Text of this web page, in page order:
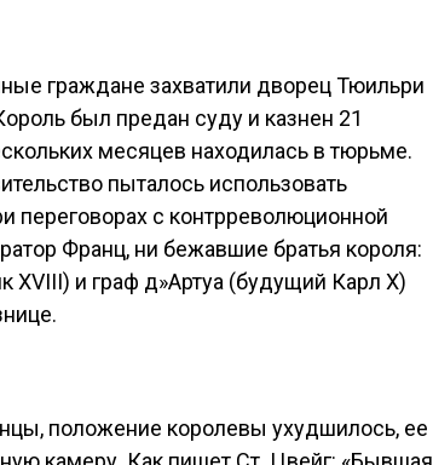
граждане захватили дворец Тюильри
был предан суду и казнен 21
месяцев находилась в тюрьме.
пыталось использовать
переговорах с контрреволюционной
Франц, ни бежавшие братья короля:
и граф д»Артуа (будущий Карл Х)
положение королевы ухудшилось, ее